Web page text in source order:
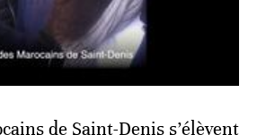
de Saint-Denis s’élèvent